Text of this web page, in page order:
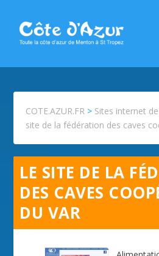
COTE.AZUR.FR > Sites internet
site de la fédération des caves
LE SITE DE LA
DES CAVES
DU VAR